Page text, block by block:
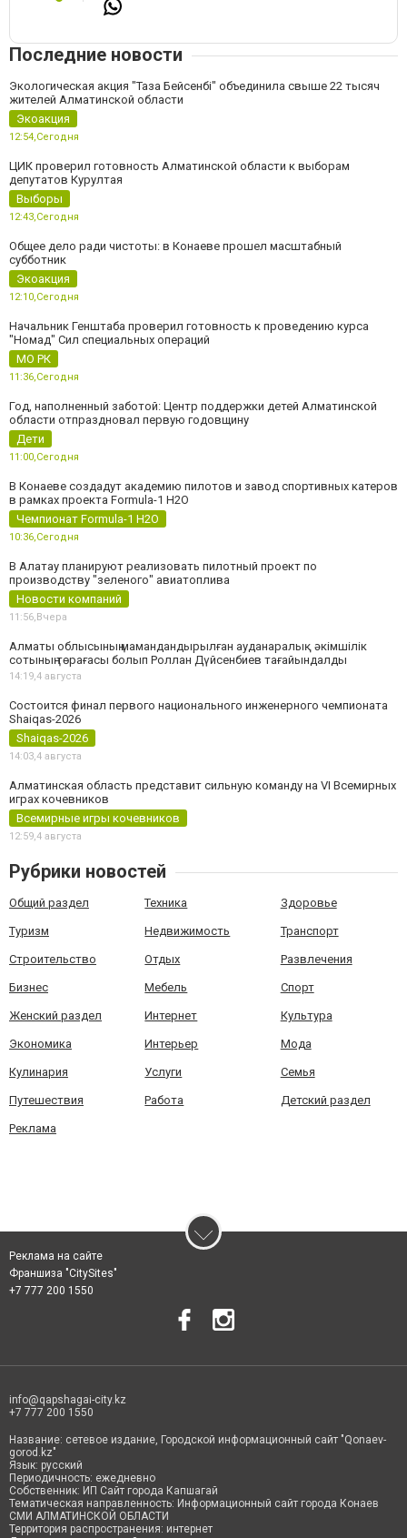
Последние новости
Экологическая акция "Таза Бейсенбі" объединила свыше 22 тысяч
жителей Алматинской области
Экоакция
12:54,Сегодня
ЦИК проверил готовность Алматинской области к выборам
депутатов Курултая
Выборы
12:43,Сегодня
Общее дело ради чистоты: в Конаеве прошел масштабный
субботник
Экоакция
12:10,Сегодня
Начальник Генштаба проверил готовность к проведению курса
"Номад" Сил специальных операций
МО РК
11:36,Сегодня
Год, наполненный заботой: Центр поддержки детей Алматинской
области отпраздновал первую годовщину
Дети
11:00,Сегодня
В Конаеве создадут академию пилотов и завод спортивных катеров
в рамках проекта Formula-1 H2O
Чемпионат Formula-1 H2O
10:36,Сегодня
В Алатау планируют реализовать пилотный проект по
производству "зеленого" авиатоплива
Новости компаний
11:56,Вчера
Алматы облысының мамандандырылған ауданаралық әкімшілік
сотының төрағасы болып Роллан Дүйсенбиев тағайындалды
14:19,4 августа
Состоится финал первого национального инженерного чемпионата
Shaiqas-2026
Shaiqas-2026
14:03,4 августа
Алматинская область представит сильную команду на VI Всемирных
играх кочевников
Всемирные игры кочевников
12:59,4 августа
Рубрики новостей
Общий раздел Техника Здоровье
Туризм Недвижимость Транспорт
Строительство Отдых Развлечения
Бизнес Мебель Спорт
Женский раздел Интернет Культура
Экономика Интерьер Мода
Кулинария Услуги Семья
Путешествия Работа Детский раздел
Реклама
Реклама на сайте
Франшиза "CitySites"
+7 777 200 1550
info@qapshagai-city.kz
+7 777 200 1550
Название: сетевое издание, Городской информационный сайт "Qonaev-
gorod.kz"
Язык: русский
Периодичность: ежедневно
Собственник: ИП Сайт города Капшагай
Тематическая направленность: Информационный сайт города Конаев
СМИ АЛМАТИНСКОЙ ОБЛАСТИ
Территория распространения: интернет